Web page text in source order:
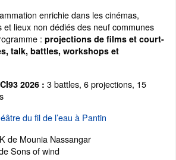
enrichie dans les cinémas,
et lieux non dédiés des neuf communes
: projections de films et court-
talk, battles, workshops et
2026 : 3 battles, 6 projections, 15
du fil de l’eau à Pantin
de Mounia Nassangar
Sons of wind